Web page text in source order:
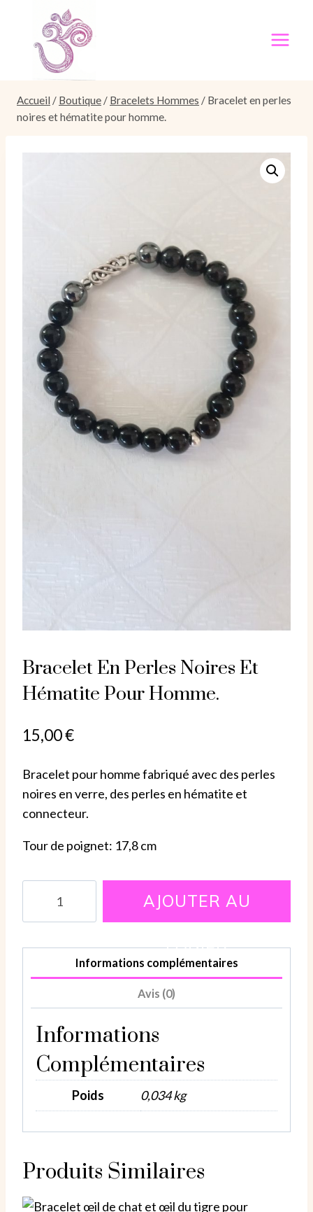
contenu
Accueil / Boutique / Bracelets Hommes / Bracelet en perles
noires et hématite pour homme.
Bracelet En Perles Noires Et
Hématite Pour Homme.
15,00€
Bracelet pour homme fabriqué avec des perles
noires en verre, des perles en hématite et
connecteur.
Tour de poignet: 17,8 cm
en
et
hématite
pour
homme.
AJOUTER AU
PANIER
Informations complémentaires
Avis (0)
Informations
Complémentaires
Poids 0,034 kg
Produits Similaires